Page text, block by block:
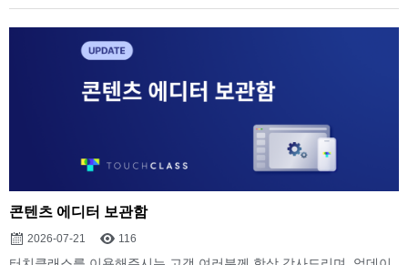
콘텐츠 에디터 보관함
2026-07-21 116